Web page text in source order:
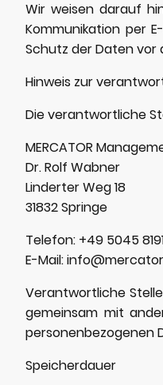
Wir weisen darauf
Kommunikation per
Schutz der Daten
Hinweis zur
Die verantwortliche
MERCATOR
Dr. Rolf Wabner
Linderter Weg 18
31832 Springe
Telefon: +49 5045
E-Mail:
Verantwortliche
gemeinsam mit
personenbezogenen
Speicherdauer